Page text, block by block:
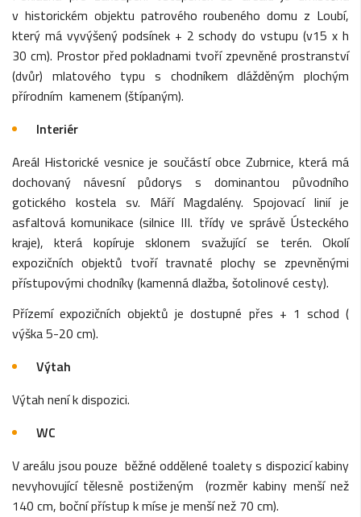
v historickém objektu patrového roubeného domu z Loubí,
který má vyvýšený podsínek + 2 schody do vstupu (v15 x h
30 cm). Prostor před pokladnami tvoří zpevněné prostranství
(dvůr) mlatového typu s chodníkem dlážděným plochým
přírodním kamenem (štípaným).
Interiér
Areál Historické vesnice je součástí obce Zubrnice, která má
dochovaný návesní půdorys s dominantou původního
gotického kostela sv. Máří Magdalény. Spojovací linií je
asfaltová komunikace (silnice III. třídy ve správě Ústeckého
kraje), která kopíruje sklonem svažující se terén. Okolí
expozičních objektů tvoří travnaté plochy se zpevněnými
přístupovými chodníky (kamenná dlažba, šotolinové cesty).
Přízemí expozičních objektů je dostupné přes + 1 schod (
výška 5-20 cm).
Výtah
Výtah není k dispozici.
WC
V areálu jsou pouze běžné oddělené toalety s dispozicí kabiny
nevyhovující tělesně postiženým (rozměr kabiny menší než
140 cm, boční přístup k míse je menší než 70 cm).